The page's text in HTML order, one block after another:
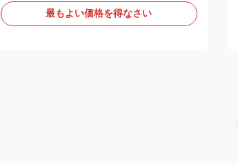
MAXIMA 2 DR are ideal display cases for
beverage and other packaged cooled foods.
最もよい価格を得なさい